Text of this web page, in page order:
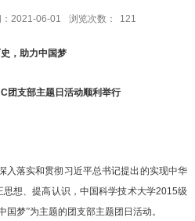
2021-06-01 浏览次数： 121
，助力中国梦
团支部主题日活动顺利举行
入落实和贯彻习近平总书记提出的实现中华
想、提高认识，中国科学技术大学2015级
国梦”为主题的团支部主题团日活动。